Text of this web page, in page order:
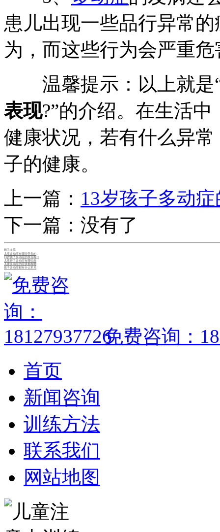
患儿出现一些品行异常
为，而这些行为会严重
温馨提示：以上就是
表现?”的介绍。在生活
健康状况，若有什么异
子的健康。
上一篇： 13岁孩子多动
下一篇：没有了
相关文章
儿童多动症有哪些异常的
13岁孩子多动症的表现有什
儿童得了多动症有哪些表
儿童多动症的症状都有哪
孩子多动症都有什么常见
免费咨询：
首页
新闻咨询
训练方法
联系我们
网站地图